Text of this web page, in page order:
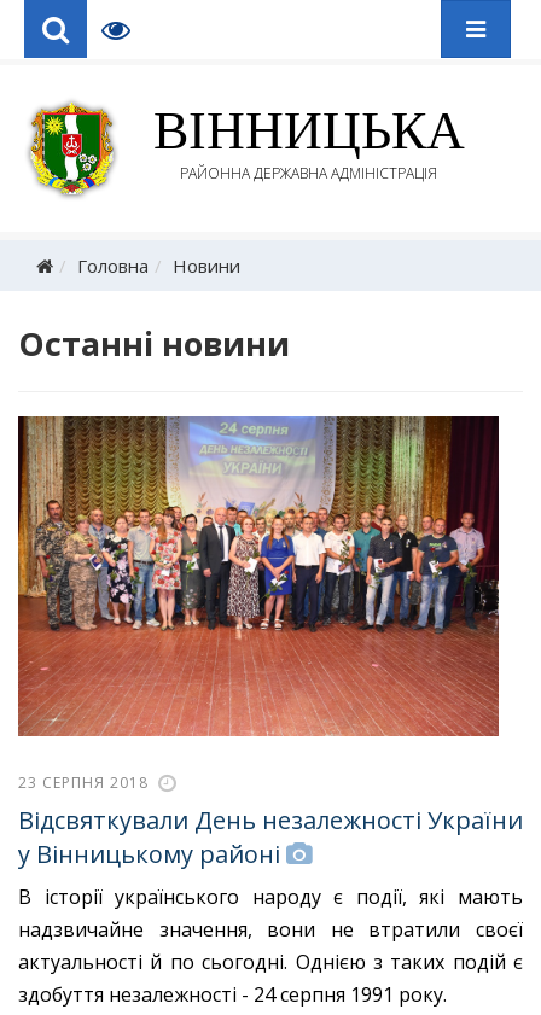
ВІННИЦЬКА
РАЙОННА ДЕРЖАВНА АДМІНІСТРАЦІЯ
Головна Новини
Останні новини
23 СЕРПНЯ 2018
Відсвяткували День незалежності України
у Вінницькому районі
В історії українського народу є події, які мають
надзвичайне значення, вони не втратили своєї
актуальності й по сьогодні. Однією з таких подій є
здобуття незалежності - 24 серпня 1991 року.